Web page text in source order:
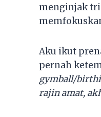
menginjak
Aku ikut
pernah
gymball/
rajin amat,